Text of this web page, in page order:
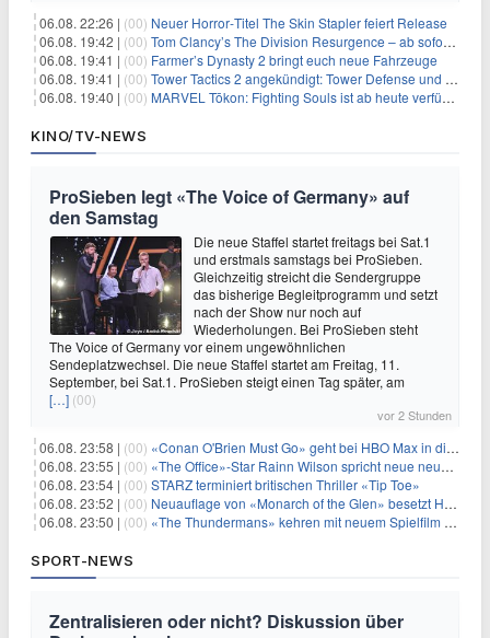
06.08. 22:26 | (00) Neuer Horror‑Titel The Skin Stapler feiert Release
06.08. 19:42 | (00) Tom Clancy’s The Division Resurgence – ab sofort für euch verfügbar
06.08. 19:41 | (00) Farmer’s Dynasty 2 bringt euch neue Fahrzeuge
06.08. 19:41 | (00) Tower Tactics 2 angekündigt: Tower Defense und Deckbuilding Kombo kehrt zurück
06.08. 19:40 | (00) MARVEL Tōkon: Fighting Souls ist ab heute verfügbar
KINO/TV-NEWS
ProSieben legt «The Voice of Germany» auf
den Samstag
Die neue Staffel startet freitags bei Sat.1
und erstmals samstags bei ProSieben.
Gleichzeitig streicht die Sendergruppe
das bisherige Begleitprogramm und setzt
nach der Show nur noch auf
Wiederholungen. Bei ProSieben steht
The Voice of Germany vor einem ungewöhnlichen
Sendeplatzwechsel. Die neue Staffel startet am Freitag, 11.
September, bei Sat.1. ProSieben steigt einen Tag später, am
[…] (00)
vor 2 Stunden
06.08. 23:58 | (00) «Conan O'Brien Must Go» geht bei HBO Max in die dritte Runde
06.08. 23:55 | (00) «The Office»-Star Rainn Wilson spricht neue neuseeländische Serie «Settling»
06.08. 23:54 | (00) STARZ terminiert britischen Thriller «Tip Toe»
06.08. 23:52 | (00) Neuauflage von «Monarch of the Glen» besetzt Hauptrollen
06.08. 23:50 | (00) «The Thundermans» kehren mit neuem Spielfilm zurück
SPORT-NEWS
Zentralisieren oder nicht? Diskussion über